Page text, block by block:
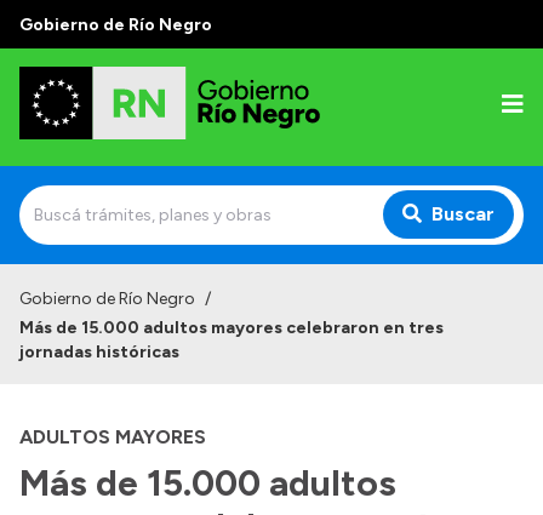
Gobierno de Río Negro
Buscar
Autoridades
Autoridades y Organismos
Discursos en la Legislatura
Gobierno de Río Negro /
Más de 15.000 adultos mayores celebraron en tres
jornadas históricas
ADULTOS MAYORES
Más de 15.000 adultos